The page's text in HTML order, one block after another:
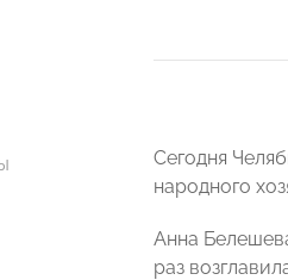
Сегодня
народного
Анна
раз